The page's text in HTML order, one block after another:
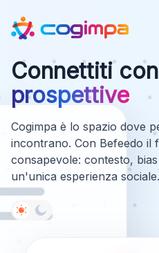
Connettiti
prospettive
Cogimpa è lo spazio dove
incontrano. Con Befeedo il
consapevole: contesto,
un'unica esperienza sociale.